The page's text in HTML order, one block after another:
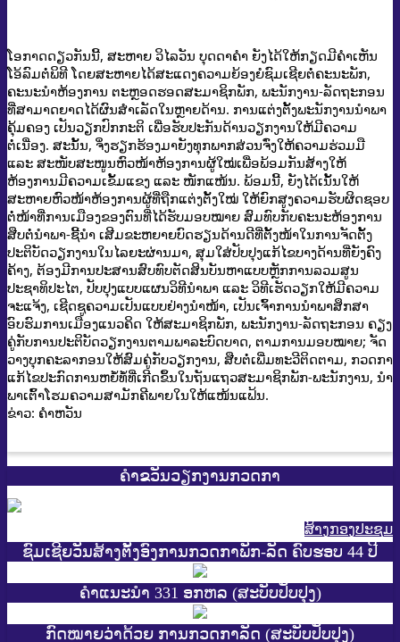
ໂອກາດດຽວກັນນີ້, ສະຫາຍ ວິໄລວັນ ບຸດດາຄໍາ ຍັງໄດ້ໃຫ້ກຽດມີຄໍາເຫັນ
ໂອ້ລົມຕໍ່ພິທີ ໂດຍສະຫາຍໄດ້ສະແດງຄວາມຍ້ອງຍໍຊົມເຊີຍຕໍ່ຄະນະພັກ,
ຄະນະນໍາຫ້ອງການ ຕະຫຼອດຮອດສະມາຊິກພັກ, ພະນັກງານ-ລັດຖະກອນ
ທີ່ສາມາດຍາດໄດ້ຜົນສໍາເລັດໃນຫຼາຍດ້ານ. ການແຕ່ງຕັ້ງພະນັກງານນໍາພາ
ຄຸ້ມຄອງ ເປັນວຽກປົກກະຕິ ເພື່ອຮັບປະກັນດ້ານວຽກງານໃຫ້ມີຄວາມ
ຕໍ່ເນື່ອງ. ສະນັ້ນ, ຈິ່ງຮຽກຮ້ອງມາຍັງທຸກພາກສ່ວນຈົ່ງໃຫ້ຄວາມຮ່ວມມື
ແລະ ສະໜັບສະໜູນຫົວໜ້າຫ້ອງການຜູ້ໃໝ່ເພື່ອພ້ອມກັນສ້າງໃຫ້
ຫ້ອງການມີຄວາມເຂັ້ມແຂງ ແລະ ໜັກແໜ້ນ. ພ້ອມນີ້, ຍັງໄດ້ເນັ້ນໃຫ້
ສະຫາຍຫົວໜ້າຫ້ອງການຜູ້ທີ່ຖືກແຕ່ງຕັ້ງໃໝ່ ໃຫ້ຍົກສູງຄວາມຮັບຜິດຊອບ
ຕໍ່ໜ້າທີ່ການເມືອງຂອງຕົນທີ່ໄດ້ຮັບມອບໝາຍ ສົມທົບກັບຄະນະຫ້ອງການ
ສືບຕໍ່ນໍາພາ-ຊີ້ນໍາ ເສີມຂະຫຍາຍບົດຮຽນດ້ານດີທີ່ຕັ້ງໜ້າໃນການຈັດຕັ້ງ
ປະຕິບັດວຽກງານໃນໄລຍະຜ່ານມາ, ສຸມໃສ່ປັບປຸງແກ້ໄຂບາງດ້ານທີ່ຍັງຄົງ
ຄ້າງ, ຕ້ອງມີການປະສານສົບທົບຕັດສິນບັນຫາແບບຫຼັກການລວມສູນ
ປະຊາທິປະໄຕ, ປັບປຸງແບບແຜນວິທີນໍາພາ ແລະ ວິທີເຮັດວຽກໃຫ້ມີຄວາມ
ຈະແຈ້ງ, ເຊີດຊູຄວາມເປັນແບບຢ່າງນໍາໜ້າ, ເປັນເຈົ້າການນໍາພາສຶກສາ
ອົບຮົມການເມືອງແນວຄິດ ໃຫ້ສະມາຊິກພັກ, ພະນັກງານ-ລັດຖະກອນ ຄຽງ
ຄູ່ກັບການປະຕິບັດວຽກງານຕາມພາລະບົດບາດ, ຕາມການມອບໝາຍ; ຈັດ
ວາງບຸກຄະລາກອນໃຫ້ສົມຄູ່ກັບວຽກງານ, ສືບຕໍ່ເພີ່ມທະວີຕິດຕາມ, ກວດກາ
ແກ້ໄຂປະກົດການຫຍໍ້ທໍ້ທີ່ເກີດຂຶ້ນໃນຖັນແຖວສະມາຊິກພັກ-ພະນັກງານ, ນໍາ
ພາເຕົ້າໂຮມຄວາມສາມັກຄີພາຍໃນໃຫ້ແໜ້ນແຟ້ນ.
ຂ່າວ: ຄໍາຫວັນ
ຄຳຂວັນວຽກງານກວດກາ
ສ້າງກອງປະຊູມ
ຊົມເຊີຍວັນສ້າງຕັ້ງອົງການກວດກາພັກ-ລັດ ຄົບຮອບ 44 ປີ
ຄຳແນະນຳ 331 ອກຫລ (ສະບັບປັບປຸງ)
ກົດໝາຍວ່າດ້ວຍ ການກວດກາລັດ (ສະບັບປັບປຸງ)